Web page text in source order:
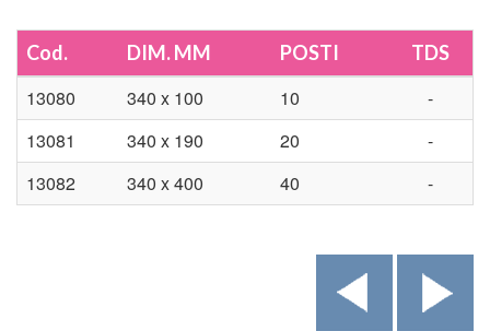
Cod. DIM. MM POSTI TDS
13080 340 x 100 10
-
13081
340 x 190 20
-
13082
340 x 400 40 -